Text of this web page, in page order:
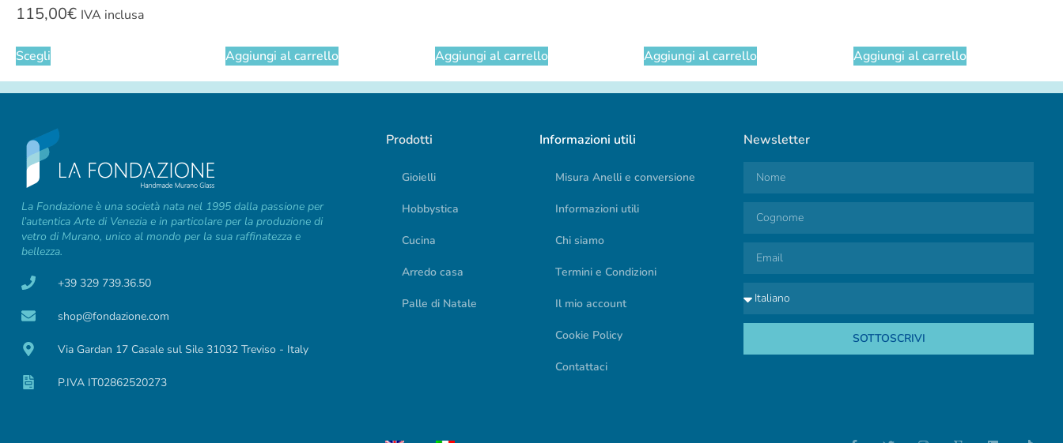
115,00€ IVA inclusa
Scegli Aggiungi al carrello Aggiungi al carrello Aggiungi al carrello Aggiungi al carrello
La Fondazione è una società nata nel 1995 dalla passione per
l’autentica Arte di Venezia e in particolare per la produzione di
vetro di Murano, unico al mondo per la sua raffinatezza e
bellezza.
+39 329 739.36.50
shop@fondazione.com
Via Gardan 17 Casale sul Sile 31032 Treviso - Italy
P.IVA IT02862520273
Prodotti
Gioielli
Hobbystica
Cucina
Arredo casa
Palle di Natale
Informazioni utili
Misura Anelli e conversione
Informazioni utili
Chi siamo
Termini e Condizioni
Il mio account
Cookie Policy
Contattaci
Newsletter
SOTTOSCRIVI